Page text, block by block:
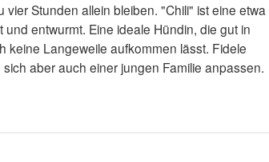
Stunden allein bleiben. "Chili" ist eine etwa
entwurmt. Eine ideale Hündin, die gut in
keine Langeweile aufkommen lässt. Fidele
aber auch einer jungen Familie anpassen.